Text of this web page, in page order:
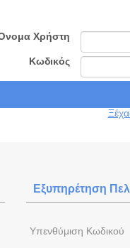
Χρήστη
Κωδικός
Εξυπηρέτηση
Yπενθύμιση Κωδικού